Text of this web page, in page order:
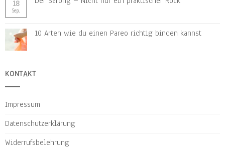
18
Sep.
10 Arten wie du einen Pareo richtig binden kannst
KONTAKT
Impressum
Datenschutzerklärung
Widerrufsbelehrung